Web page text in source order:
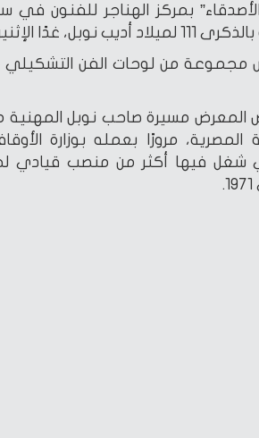
بمركز الهناجر للفنون في
نوبل، غدًا الإثنين.
مجموعة من لوحات الفن
المعرض مسيرة صاحب نوبل المهنية
مرورًا بعمله بوزارة
شغل فيها أكثر من منصب قيادي